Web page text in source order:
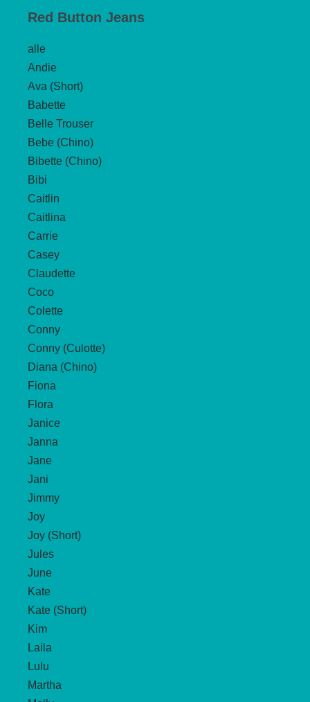
Red Button Jeans
alle
Andie
Ava (Short)
Babette
Belle Trouser
Bebe (Chino)
Bibette (Chino)
Bibi
Caitlin
Caitlina
Carrie
Casey
Claudette
Coco
Colette
Conny
Conny (Culotte)
Diana (Chino)
Fiona
Flora
Janice
Janna
Jane
Jani
Jimmy
Joy
Joy (Short)
Jules
June
Kate
Kate (Short)
Kim
Laila
Lulu
Martha